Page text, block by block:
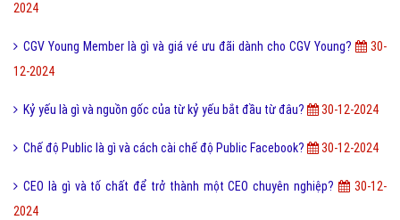
2024
CGV Young Member là gì và giá vé ưu đãi dành cho CGV Young?
30-
12-2024
Kỷ yếu là gì và nguồn gốc của từ kỷ yếu bắt đầu từ đâu? 30-12-2024
Chế độ Public là gì và cách cài chế độ Public Facebook? 30-12-2024
CEO là gì và tố chất để trở thành một CEO chuyên nghiệp?
30-12-
2024